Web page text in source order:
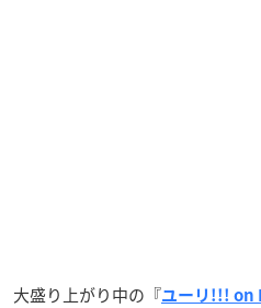
大盛り上がり中の『ユーリ!!! on